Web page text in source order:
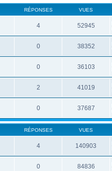
RÉPONSES VUES
4 52945
0 38352
0 36103
2 41019
0 37687
RÉPONSES VUES
4 140903
0 84836